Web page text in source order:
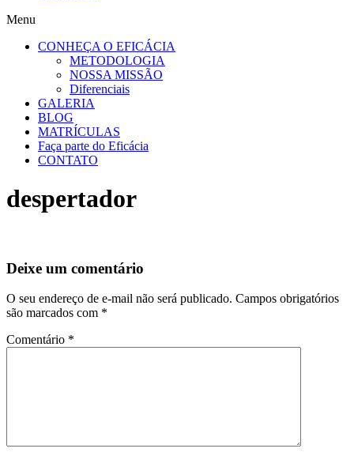
Menu
CONHEÇA O EFICÁCIA
METODOLOGIA
NOSSA MISSÃO
Diferenciais
GALERIA
BLOG
MATRÍCULAS
Faça parte do Eficácia
CONTATO
despertador
Deixe um comentário
O seu endereço de e-mail não será publicado. Campos obrigatórios
são marcados com *
Comentário *